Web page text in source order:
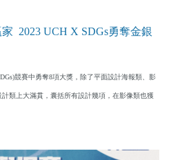
2023 UCH X SDGs勇奪金銀
競賽中勇奪8項大獎，除了平面設計海報類、影
類上大滿貫，囊括所有設計幾項，在影像類也獲